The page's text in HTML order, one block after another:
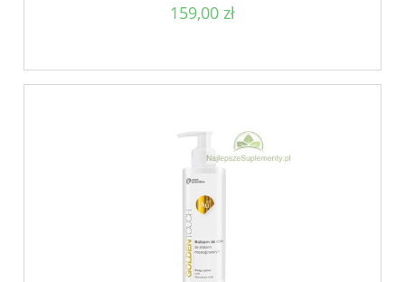
159,00 zł